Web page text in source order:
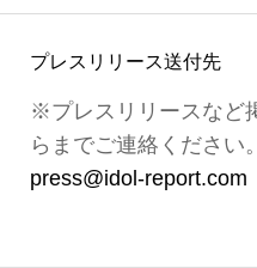
プレスリリース送付先
※プレスリリースなど
らまでご連絡ください。
press@idol-report.com